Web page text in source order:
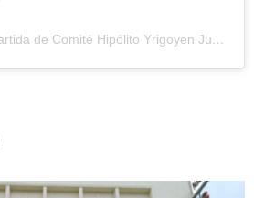
Una publicación compartida de Comité Hipólito Yrigoyen Junin (@ucr_junin)